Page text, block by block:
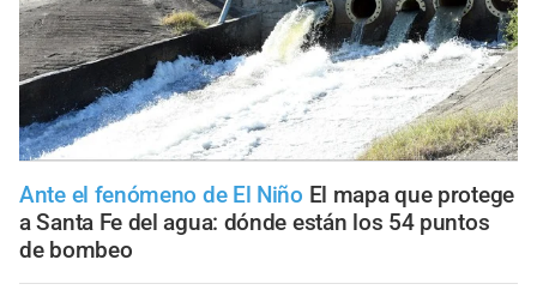
Ante el fenómeno de El Niño El mapa que protege
a Santa Fe del agua: dónde están los 54 puntos
de bombeo